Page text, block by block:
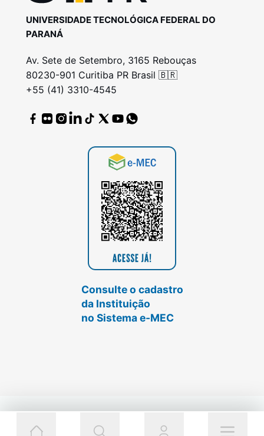
UNIVERSIDADE TECNOLÓGICA FEDERAL DO
PARANÁ
Av. Sete de Setembro, 3165 Rebouças
80230-901 Curitiba PR Brasil 🇧🇷
+55 (41) 3310-4545
Consulte o cadastro
da Instituição
no Sistema e-MEC